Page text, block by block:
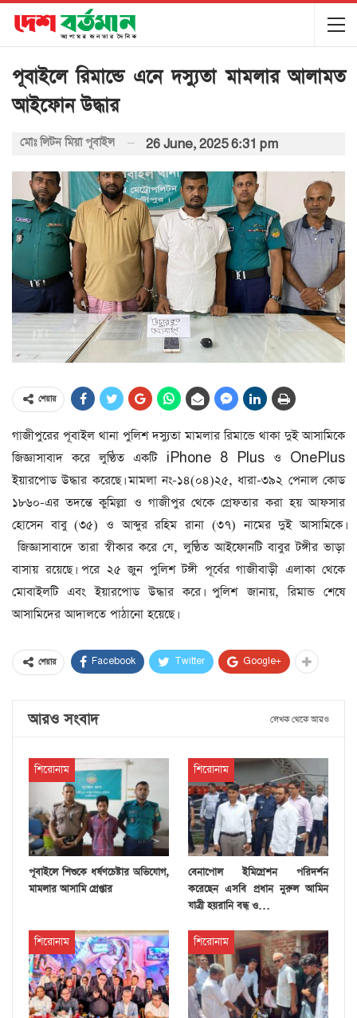
পূবাইলে রিমান্ডে এনে দস্যুতা মামলার আলামত
আইফোন উদ্ধার
মোঃ লিটন মিয়া পূবাইল 26 June, 2025 6:31 pm
শেয়ার
গাজীপুরের পূবাইল থানা পুলিশ দস্যুতা মামলার রিমান্ডে থাকা দুই আসামিকে
জিজ্ঞাসাবাদ করে লুণ্ঠিত একটি iPhone 8 Plus ও OnePlus
ইয়ারপোড উদ্ধার করেছে। মামলা নং-১৪(০৪)২৫, ধারা-৩৯২ পেনাল কোড
১৮৬০-এর তদন্তে কুমিল্লা ও গাজীপুর থেকে গ্রেফতার করা হয় আফসার
হোসেন বাবু (৩৫) ও আব্দুর রহিম রানা (৩৭) নামের দুই আসামিকে।
জিজ্ঞাসাবাদে তারা স্বীকার করে যে, লুণ্ঠিত আইফোনটি বাবুর টঙ্গীর ভাড়া
বাসায় রয়েছে। পরে ২৫ জুন পুলিশ টঙ্গী পূর্বের গাজীবাড়ী এলাকা থেকে
মোবাইলটি এবং ইয়ারপোড উদ্ধার করে। পুলিশ জানায়, রিমান্ড শেষে
আসামিদের আদালতে পাঠানো হয়েছে।
শেয়ার Facebook Twitter Google+
আরও সংবাদ লেখক থেকে আরও
শিরোনাম
পূবাইলে শিশুকে ধর্ষণচেষ্টার অভিযোগ,
মামলার আসামি গ্রেপ্তার
শিরোনাম
বেনাপোল ইমিগ্রেশন পরিদর্শন
করেছেন এসবি প্রধান নুরুল আমিন
যাত্রী হয়রানি বন্ধ ও…
শিরোনাম শিরোনাম